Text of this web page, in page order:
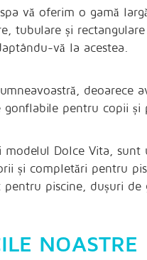
vă oferim o gamă
tubulare și
vă la acestea.
deoarece
gonflabile pentru copii și
Dolce Vita,
și completări pentru
piscine, dușuri de
NOASTRE